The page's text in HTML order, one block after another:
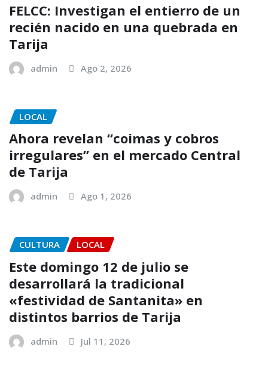
FELCC: Investigan el entierro de un
recién nacido en una quebrada en
Tarija
admin Ago 2, 2026
LOCAL
Ahora revelan “coimas y cobros
irregulares” en el mercado Central
de Tarija
admin Ago 1, 2026
CULTURA LOCAL
Este domingo 12 de julio se
desarrollará la tradicional
«festividad de Santanita» en
distintos barrios de Tarija
admin Jul 11, 2026